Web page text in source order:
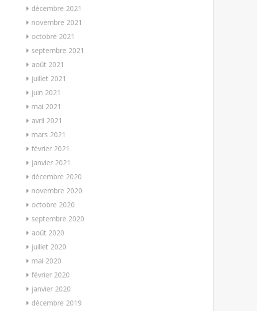
décembre 2021
novembre 2021
octobre 2021
septembre 2021
août 2021
juillet 2021
juin 2021
mai 2021
avril 2021
mars 2021
février 2021
janvier 2021
décembre 2020
novembre 2020
octobre 2020
septembre 2020
août 2020
juillet 2020
mai 2020
février 2020
janvier 2020
décembre 2019